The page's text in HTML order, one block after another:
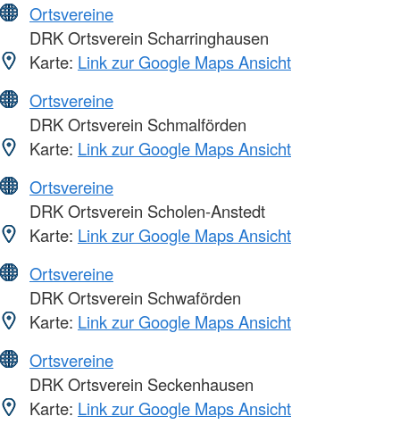
Ortsvereine
DRK Ortsverein Scharringhausen
Karte: Link zur Google Maps Ansicht
Ortsvereine
DRK Ortsverein Schmalförden
Karte: Link zur Google Maps Ansicht
Ortsvereine
DRK Ortsverein Scholen-Anstedt
Karte: Link zur Google Maps Ansicht
Ortsvereine
DRK Ortsverein Schwaförden
Karte: Link zur Google Maps Ansicht
Ortsvereine
DRK Ortsverein Seckenhausen
Karte: Link zur Google Maps Ansicht